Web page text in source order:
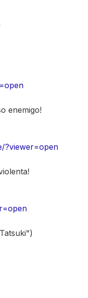
enemigo!
?viewer=open